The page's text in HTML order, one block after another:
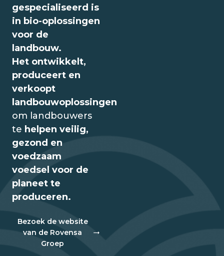
gespecialiseerd is
in bio-oplossingen
voor de
landbouw.
Het ontwikkelt,
produceert en
verkoopt
landbouwoplossingen
om landbouwers
te helpen veilig,
gezond en
voedzaam
voedsel voor de
planeet te
produceren.
Bezoek de website
van de Rovensa
Groep